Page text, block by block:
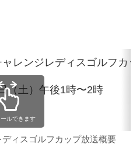
レンジレディスゴルフカ
（土）午後1時〜2時
ルできます
ィスゴルフカップ放送概要